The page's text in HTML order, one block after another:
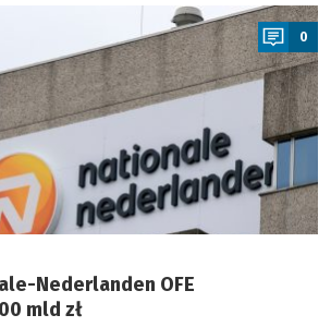
0
Nederlanden OFE
mld zł